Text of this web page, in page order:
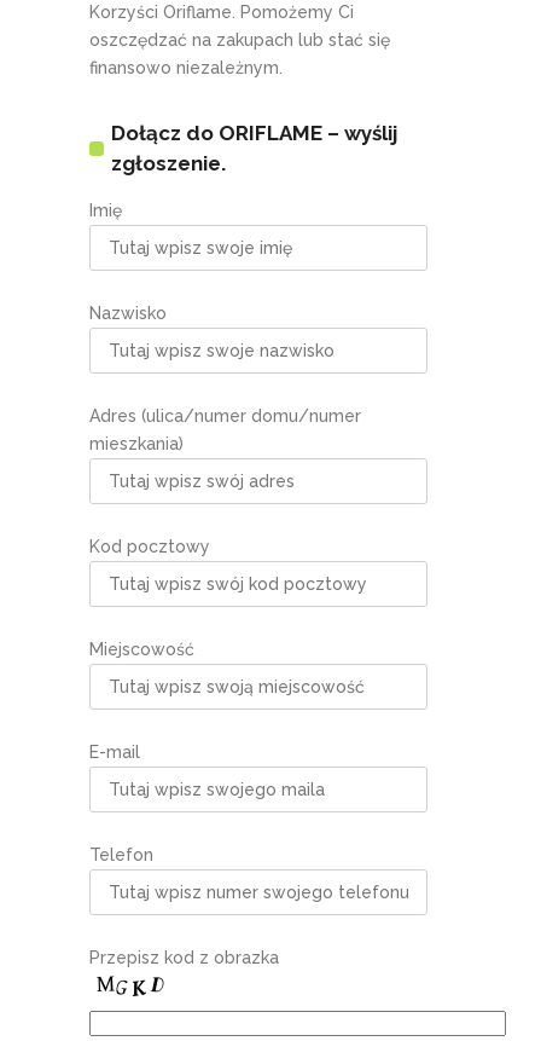
Korzyści Oriflame. Pomożemy Ci
oszczędzać na zakupach lub stać się
finansowo niezależnym.
Dołącz do ORIFLAME – wyślij
zgłoszenie.
Imię
Nazwisko
Adres (ulica/numer domu/numer
mieszkania)
Kod pocztowy
Miejscowość
E-mail
Telefon
Przepisz kod z obrazka